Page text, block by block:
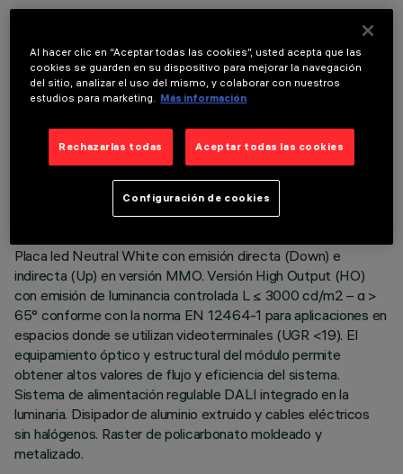
DATOS TÉCNICOS
Placa led Neutral White con emisión directa (Down) e
indirecta (Up) en versión MMO. Versión High Output (HO)
con emisión de luminancia controlada L ≤ 3000 cd/m2 – α >
65° conforme con la norma EN 12464-1 para aplicaciones en
espacios donde se utilizan videoterminales (UGR <19). El
equipamiento óptico y estructural del módulo permite
obtener altos valores de flujo y eficiencia del sistema.
Sistema de alimentación regulable DALI integrado en la
luminaria. Disipador de aluminio extruido y cables eléctricos
sin halógenos. Raster de policarbonato moldeado y
metalizado.
Al hacer clic en “Aceptar todas las cookies”, usted acepta que las
cookies se guarden en su dispositivo para mejorar la navegación
del sitio, analizar el uso del mismo, y colaborar con nuestros
estudios para marketing. Más información
Rechazarlas todas Aceptar todas las cookies
Configuración de cookies